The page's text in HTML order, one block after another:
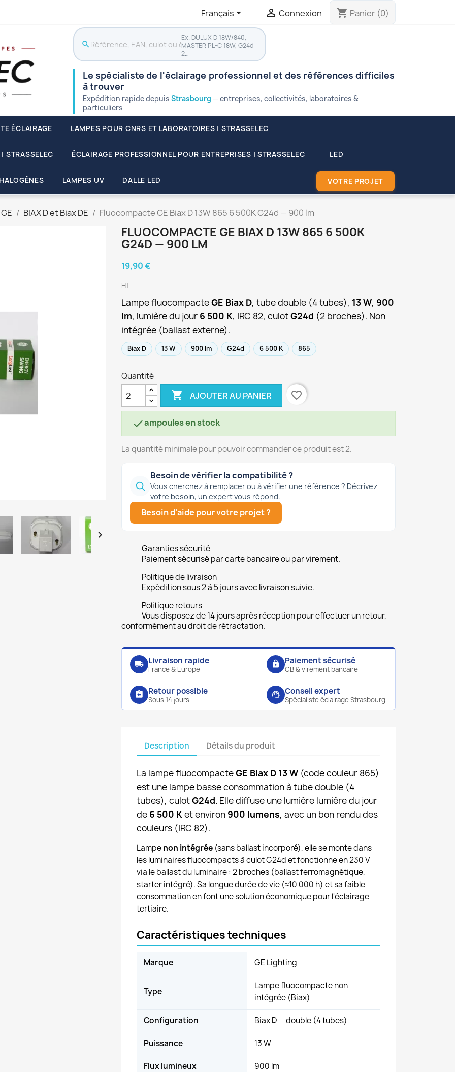
Français  Connexion shopping_cart Panier (0)
search
Ex. DULUX D 18W/840,
MASTER PL-C 18W, G24d-
2…
Le spécialiste de l'éclairage professionnel et des références difficiles
à trouver
Expédition rapide depuis Strasbourg — entreprises, collectivités, laboratoires &
particuliers
ÉCLAIRAGE LAMPES POUR CNRS ET LABORATOIRES | STRASSELEC
STRASSELEC ÉCLAIRAGE PROFESSIONNEL POUR ENTREPRISES | STRASSELEC LED
LAMPES UV DALLE LED VOTRE PROJET
BIAX D et Biax DE Fluocompacte GE Biax D 13W 865 6 500K G24d — 900 lm

FLUOCOMPACTE GE BIAX D 13W 865 6 500K
G24D — 900 LM
19,90 €
HT
Lampe fluocompacteGE Biax D, tube double (4 tubes), 13 W, 900
lm, lumière du jour 6 500 K, IRC 82, culotG24d (2 broches). Non
intégrée (ballast externe).
Biax D 13 W 900 lm G24d 6 500 K 865
Quantité
 AJOUTER AU PANIER favorite_border
ampoules en stock
La quantité minimale pour pouvoir commander ce produit est 2.
Besoin de vérifier la compatibilité ?
Vous cherchez à remplacer ou à vérifier une référence ? Décrivez
votre besoin, un expert vous répond.
Besoin d'aide pour votre projet ?
Garanties sécurité
Paiement sécurisé par carte bancaire ou par virement.
Politique de livraison
Expédition sous 2 à 5 jours avec livraison suivie.
Politique retours
Vous disposez de 14 jours après réception pour effectuer un retour,
conformément au droit de rétractation.
local_shipping Livraison rapide
France & Europe
lock Paiement sécurisé
CB & virement bancaire
assignment_return Retour possible
Sous 14 jours
support_agent Conseil expert
Spécialiste éclairage Strasbourg
Description Détails du produit
La lampe fluocompacteGE Biax D 13 W (code couleur 865)
est une lampe basse consommation à tube double (4
tubes), culotG24d. Elle diffuse une lumière lumière du jour
de 6 500 Ket environ 900 lumens, avec un bon rendu des
couleurs (IRC 82).
Lampenon intégrée (sans ballast incorporé), elle se monte dans
les luminaires fluocompacts à culot G24d et fonctionne en 230 V
via le ballast du luminaire : 2 broches (ballast ferromagnétique,
starter intégré). Sa longue durée de vie (≈10 000 h) et sa faible
consommation en font une solution économique pour l'éclairage
tertiaire.
Caractéristiques techniques
Marque GE Lighting
Type
Lampe fluocompacte non
intégrée (Biax)
Configuration Biax D — double (4 tubes)
Puissance 13 W
Flux lumineux 900 lm